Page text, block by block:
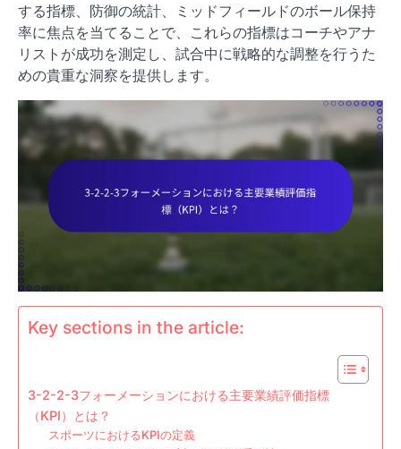
する指標、防御の統計、ミッドフィールドのボール保持
率に焦点を当てることで、これらの指標はコーチやアナ
リストが成功を測定し、試合中に戦略的な調整を行うた
めの貴重な洞察を提供します。
Key sections in the article:
3-2-2-3フォーメーションにおける主要業績評価指標
（KPI）とは？
スポーツにおけるKPIの定義